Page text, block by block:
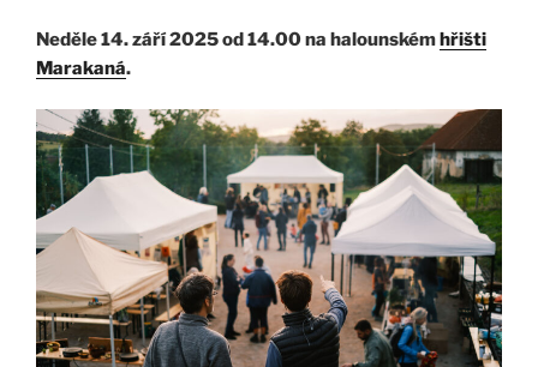
Neděle 14. září 2025 od 14.00 na halounskémhřišti
Marakaná.